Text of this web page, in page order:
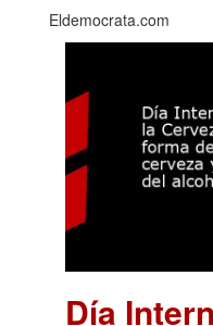
Eldemocrata.com
Día